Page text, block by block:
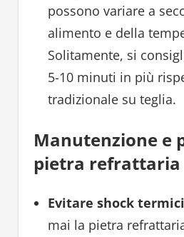
possono variare a
alimento e della
Solitamente, si
5-10 minuti in più
tradizionale su teglia.
Manutenzione e
pietra refrattaria
Evitare shock termici
mai la pietra